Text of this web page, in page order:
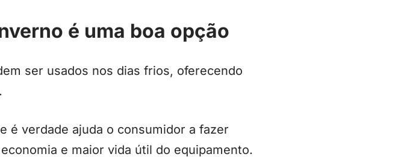
é uma boa opção
ser usados nos dias frios, oferecendo
é verdade ajuda o consumidor a fazer
e maior vida útil do equipamento.